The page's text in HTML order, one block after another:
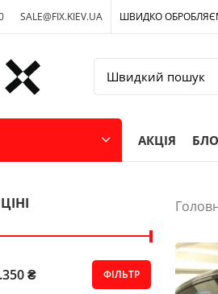
SALE@FIX.KIEV.UA ШВИДКО
АКЦІЯ
ФІЛЬТР
₴